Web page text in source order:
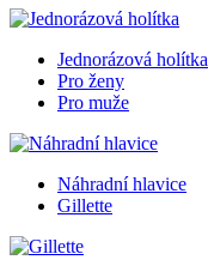
Jednorázová holítka
Pro ženy
Pro muže
Náhradní hlavice
Gillette